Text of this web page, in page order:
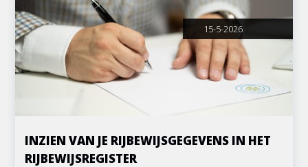
15-5-2026
INZIEN VAN JE RIJBEWIJSGEGEVENS IN HET
RIJBEWIJSREGISTER